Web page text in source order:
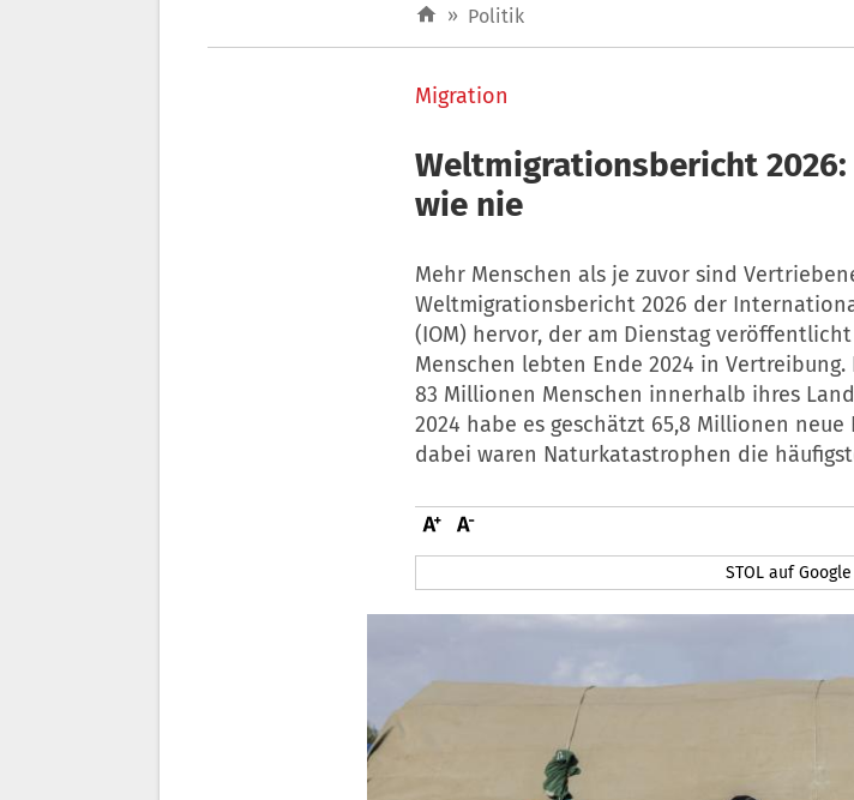
» Politik
Migration
Weltmigrationsbericht
wie nie
Mehr Menschen als je zuvor sind
Weltmigrationsbericht 2026 der
(IOM) hervor, der am Dienstag
Menschen lebten Ende 2024 in
83 Millionen Menschen innerhalb ihres
2024 habe es geschätzt 65,8 Millionen
dabei waren Naturkatastrophen die
STOL auf